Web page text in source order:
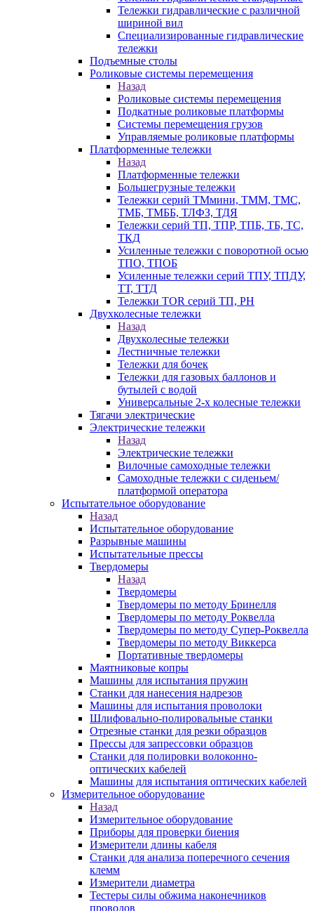
Тележки гидравлические с различной
шириной вил
Специализированные гидравлические
тележки
Подъемные столы
Роликовые системы перемещения
Назад
Роликовые системы перемещения
Подкатные роликовые платформы
Системы перемещения грузов
Управляемые роликовые платформы
Платформенные тележки
Назад
Платформенные тележки
Большегрузные тележки
Тележки серий ТМмини, ТММ, ТМС,
ТМБ, ТМББ, ТЛФЗ, ТДЯ
Тележки серий ТП, ТПР, ТПБ, ТБ, ТС,
ТКД
Усиленные тележки с поворотной осью
ТПО, ТПОБ
Усиленные тележки серий ТПУ, ТПДУ,
ТТ, ТТД
Тележки TOR серий ТП, PH
Двухколесные тележки
Назад
Двухколесные тележки
Лестничные тележки
Тележки для бочек
Тележки для газовых баллонов и
бутылей с водой
Универсальные 2-х колесные тележки
Тягачи электрические
Электрические тележки
Назад
Электрические тележки
Вилочные самоходные тележки
Самоходные тележки с сиденьем/
платформой оператора
Испытательное оборудование
Назад
Испытательное оборудование
Разрывные машины
Испытательные прессы
Твердомеры
Назад
Твердомеры
Твердомеры по методу Бринелля
Твердомеры по методу Роквелла
Твердомеры по методу Супер-Роквелла
Твердомеры по методу Виккерса
Портативные твердомеры
Маятниковые копры
Машины для испытания пружин
Станки для нанесения надрезов
Машины для испытания проволоки
Шлифовально-полировальные станки
Отрезные станки для резки образцов
Прессы для запрессовки образцов
Станки для полировки волоконно-
оптических кабелей
Машины для испытания оптических кабелей
Измерительное оборудование
Назад
Измерительное оборудование
Приборы для проверки биения
Измерители длины кабеля
Станки для анализа поперечного сечения
клемм
Измерители диаметра
Тестеры силы обжима наконечников
проводов